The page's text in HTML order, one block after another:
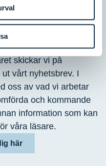
skickar vi på
vårt nyhetsbrev. I
oss av vad vi arbetar
och kommande
information som kan
våra läsare.
här